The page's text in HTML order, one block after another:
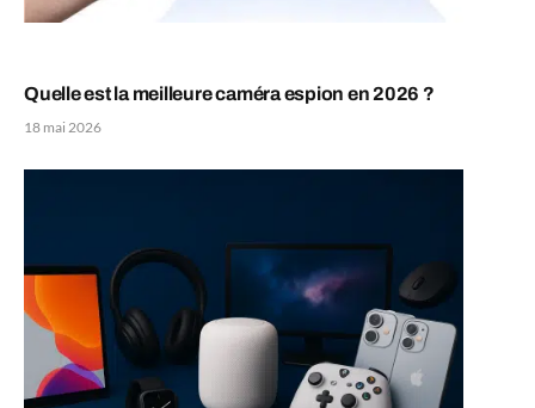
Quelle est la meilleure caméra espion en 2026 ?
18 mai 2026